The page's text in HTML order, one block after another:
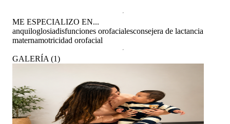
ME ESPECIALIZO EN...
anquiloglosiadisfunciones orofacialesconsejera de lactancia
maternamotricidad orofacial
GALERÍA (1)